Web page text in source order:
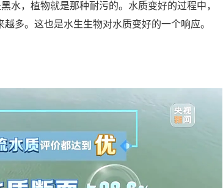
水，植物就是那种耐污的。水质变好的过程中，
多。这也是水生生物对水质变好的一个响应。